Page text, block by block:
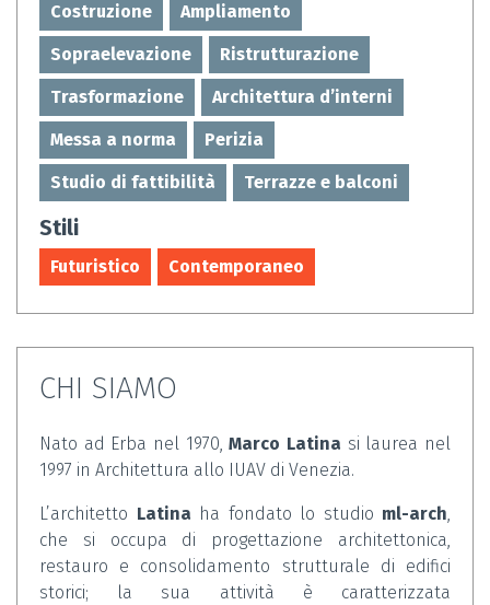
Costruzione Ampliamento
Sopraelevazione Ristrutturazione
Trasformazione Architettura d’interni
Messa a norma Perizia
Studio di fattibilità Terrazze e balconi
Stili
Futuristico Contemporaneo
CHI SIAMO
Nato ad Erba nel 1970,Marco Latina si laurea nel
1997 in Architettura allo IUAV di Venezia.
L’architetto Latina ha fondato lo studio ml-arch,
che si occupa di progettazione architettonica,
restauro e consolidamento strutturale di edifici
storici; la sua attività è caratterizzata